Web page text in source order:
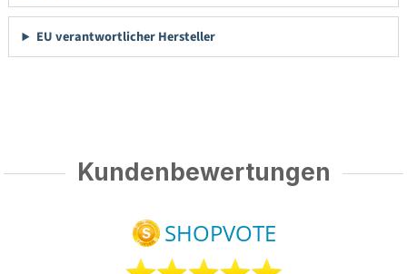
EU verantwortlicher Hersteller
Kundenbewertungen